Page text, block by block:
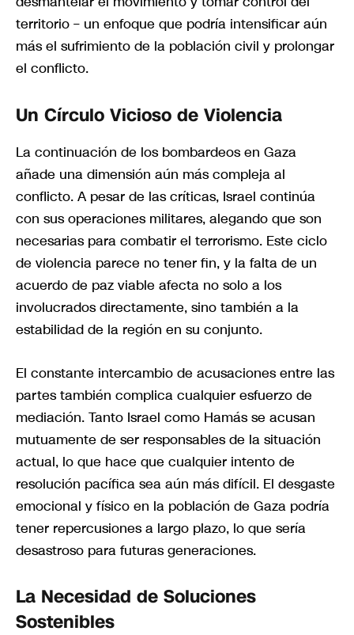
territorio – un enfoque que podría intensificar aún
más el sufrimiento de la población civil y prolongar
el conflicto.
Un Círculo Vicioso de Violencia
La continuación de los bombardeos en Gaza
añade una dimensión aún más compleja al
conflicto. A pesar de las críticas, Israel continúa
con sus operaciones militares, alegando que son
necesarias para combatir el terrorismo. Este ciclo
de violencia parece no tener fin, y la falta de un
acuerdo de paz viable afecta no solo a los
involucrados directamente, sino también a la
estabilidad de la región en su conjunto.
El constante intercambio de acusaciones entre las
partes también complica cualquier esfuerzo de
mediación. Tanto Israel como Hamás se acusan
mutuamente de ser responsables de la situación
actual, lo que hace que cualquier intento de
resolución pacífica sea aún más difícil. El desgaste
emocional y físico en la población de Gaza podría
tener repercusiones a largo plazo, lo que sería
desastroso para futuras generaciones.
La Necesidad de Soluciones
Sostenibles